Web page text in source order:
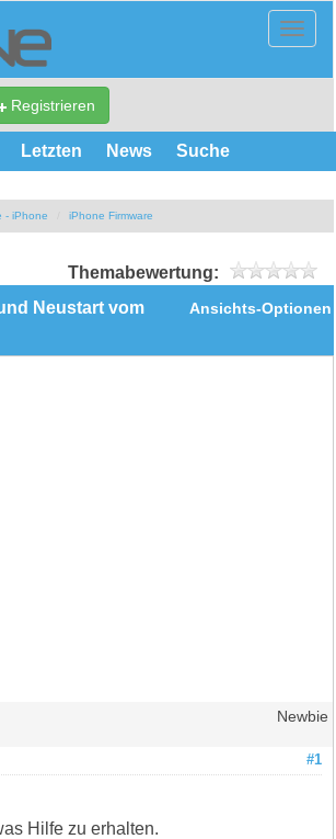
Registrieren
Letzten News Suche
- iPhone iPhone Firmware
Themabewertung:
Ansichts-Optionen
Neustart vom
Newbie
#1
Hilfe zu erhalten.